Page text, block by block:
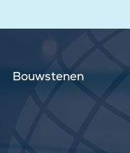
Bouwstenen